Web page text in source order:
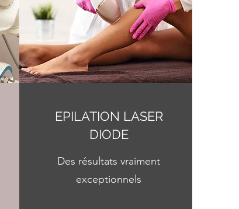
EPILATION LASER
DIODE
Des résultats vraiment
exceptionnels